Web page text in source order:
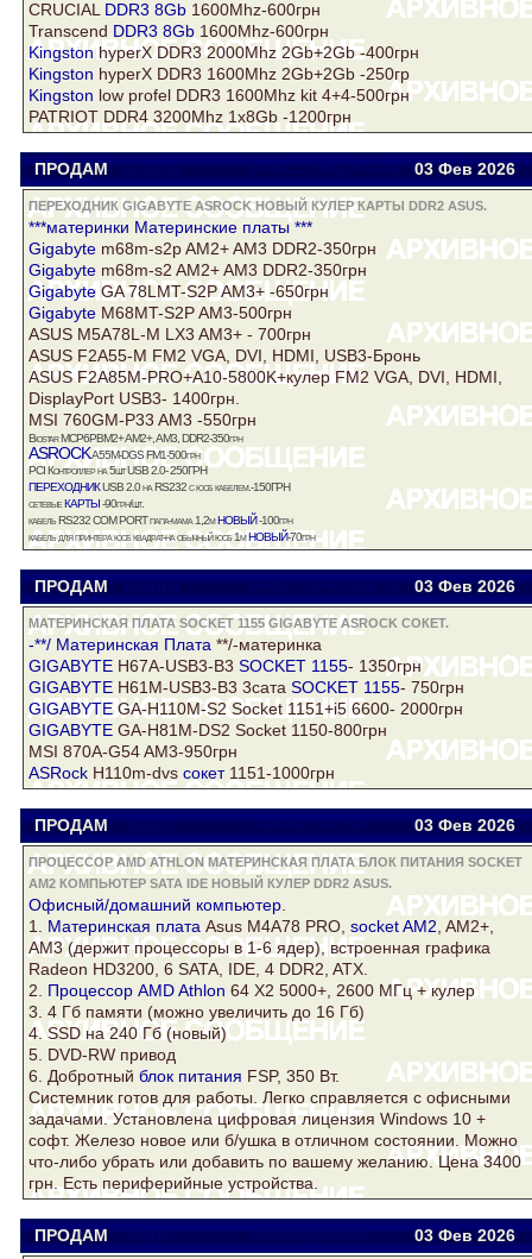
CRUCIAL DDR3 8Gb 1600Mhz-600грн
Transcend DDR3 8Gb 1600Mhz-600грн
KingstonhyperX DDR3 2000Mhz 2Gb+2Gb -400грн
Kingston hyperX DDR3 1600Mhz 2Gb+2Gb -250гр
Kingston low profel DDR3 1600Mhz kit 4+4-500грн
PATRIOT DDR4 3200Mhz 1x8Gb -1200грн
ПРОДАМ ксанти motuz.1976@mail.ru 03 Фев2026
ПЕРЕХОДНИК GIGABYTE ASROCK НОВЫЙ КУЛЕР КАРТЫ DDR2 ASUS.
***материнки Материнские платы ***
Gigabyte m68m-s2p AM2+ AM3 DDR2-350грн
Gigabyte m68m-s2 AM2+ AM3 DDR2-350грн
Gigabyte GA 78LMT-S2P AM3+ -650грн
Gigabyte M68MT-S2P AM3-500грн
ASUS M5A78L-M LX3 AM3+ - 700грн
ASUS F2A55-M FM2 VGA, DVI, HDMI, USB3-Бронь
ASUSF2A85M-PRO+A10-5800K+кулер FM2 VGA, DVI, HDMI,
DisplayPort USB3- 1400грн.
MSI 760GM-P33 AM3 -550грн
Biostar MCP6PBM2+ AM2+, AM3, DDR2-350грн
ASROCKA55M-DGS FM1-500грн
PCI Контроллер на 5шт USB 2.0- 250ГРН
переходникUSB 2.0 на RS232 с юсб кабелем.-150ГРН
сетевыекарты-90грн/шт.
кабель RS232 COM PORT папа-мама 1,2мновый-100грн
кабель для принтера юсб квадрат-на обычный юсб 1мновый-70грн
ПРОДАМ ксанти motuz.1976@mail.ru 03 Фев2026
МАТЕРИНСКАЯ ПЛАТА SOCKET 1155 GIGABYTE ASROCK СОКЕТ.
-**/ Материнская Плата **/-материнка
GIGABYTE H67A-USB3-B3 SOCKET 1155- 1350грн
GIGABYTE H61М-USB3-B3 3сата SOCKET 1155- 750грн
GIGABYTEGA-H110M-S2 Socket 1151+i5 6600- 2000грн
GIGABYTE GA-H81M-DS2 Socket 1150-800грн
MSI 870A-G54 AM3-950грн
ASRock H110m-dvs сокет1151-1000грн
ПРОДАМ Viator viatora@ukr.net 03 Фев2026
ПРОЦЕССОР AMD ATHLON МАТЕРИНСКАЯ ПЛАТА БЛОК ПИТАНИЯ SOCKET
AM2 КОМПЬЮТЕР SATA IDE НОВЫЙ КУЛЕР DDR2 ASUS.
Офисный/домашний компьютер
1. Материнская плата Asus M4A78 PRO, socket AM2 , AM2+,
AM3 (держит процессоры в 1-6 ядер), встроенная графика
Radeon HD3200, 6 SATA, IDE, 4 DDR2 , ATX.
2. Процессор AMD Athlon 64 Х2 5000+, 2600 МГц +кулер
3. 4 Гб памяти (можно увеличить до 16 Гб)
4. SSD на 240 Гб (новый)
5. DVD-RW привод
6. Добротный блок питания FSP, 350 Вт.
Системник готов для работы. Легко справляется с офисными
задачами. Установлена цифровая лицензия Windows 10 +
софт. Железо новое или б/ушка в отличном состоянии. Можно
что-либо убрать или добавить по вашему желанию. Цена 3400
грн. Есть периферийные устройства.
ПРОДАМ Viator viatora@ukr.net 03 Фев2026